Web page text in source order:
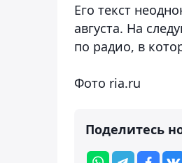
Его текст
августа. На
по радио, в
Фото ria.ru
Поделитесь